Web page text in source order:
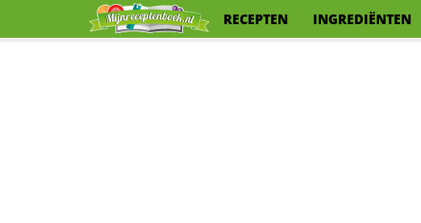
RECEPTEN INGREDIËNTEN